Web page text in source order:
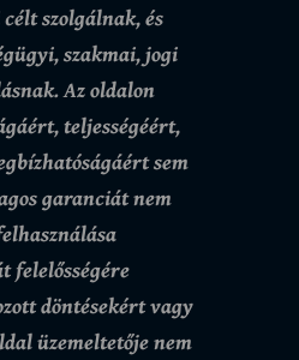
szolgálnak, és
szakmai, jogi
Az oldalon
teljességéért,
sem
garanciát nem
felelősségére
döntésekért vagy
üzemeltetője nem